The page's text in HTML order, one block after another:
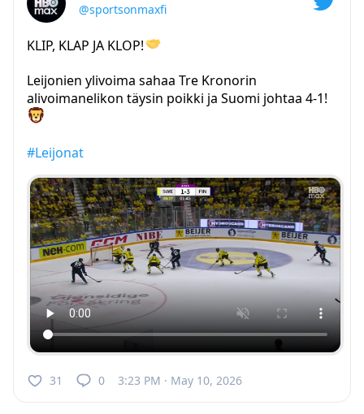
@sportsonmaxfi
KLIP, KLAP JA KLOP!
Leijonien ylivoima sahaa Tre Kronorin
alivoimanelikon täysin poikki ja Suomi johtaa 4-1!
#Leijonat
31 0 3:23 PM · May 10, 2026